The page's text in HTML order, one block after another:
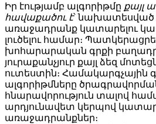
Իր էությամբ ալգորիթմը քայլ
հավաքածու է՝ նախատեսված
առաջադրանք կատարելու
լուծելու համար։
խոհարարական գրքի
յուրաքանչյուր քայլ ձեզ
ուտեստին։ Համակարգչային
ալգորիթմները
հնարավորություն տալով
արդյունավետ կերպով
առաջադրանքներ։